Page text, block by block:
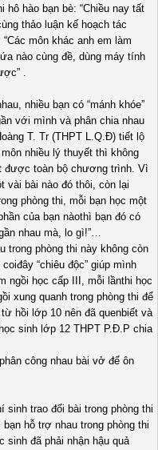
hô hào bạn bè: “Chiều nay tất
thảo luận kế hoạch tác
môn khác anh em làm
nào cùng đề, dùng máy tính
.
nhiều bạn có “mánh khóe”
với mình và phân chia nhau
T. Tr (THPT L.Q.Đ) tiết lộ
nhiều lý thuyết thì không
được toàn bộ chương trình. Vì
vài bài nào đó thôi, còn lại
phòng thi, mỗi bạn học một
của bạn nàothì bạn đó có
nhau mà, lo gì!”…
trong phòng thi này không còn
“chiêu độc” giúp mình
ngồi học cấp III, mỗi lầnthi học
xung quanh trong phòng thi để
hồi lớp 10 nên đã quenbiết và
sinh lớp 12 THPT P.Đ.P chia
công nhau bài vở để ôn
trao đổi bài trong phòng thi
hỗ trợ nhau trong phòng thi
sinh đã phải nhận hậu quả